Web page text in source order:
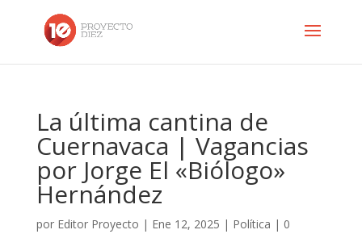
La última cantina de
Cuernavaca | Vagancias
por Jorge El «Biólogo»
Hernández
por Editor Proyecto | Ene 12, 2025 | Política | 0